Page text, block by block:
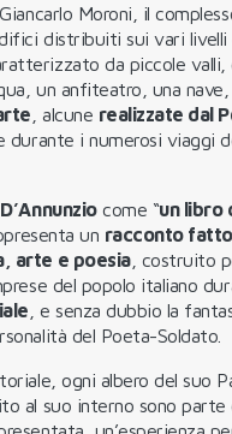
Moroni, il
distribuiti sui vari livelli
da piccole valli,
un anfiteatro, una
, alcune realizzate dal
durante i numerosi viaggi
D’Annunziocome “un libro
un racconto
arte e poesia, costruito
del popolo italiano
, e senza dubbio la
del Poeta-Soldato.
ogni albero del suo
al suo interno sono parte